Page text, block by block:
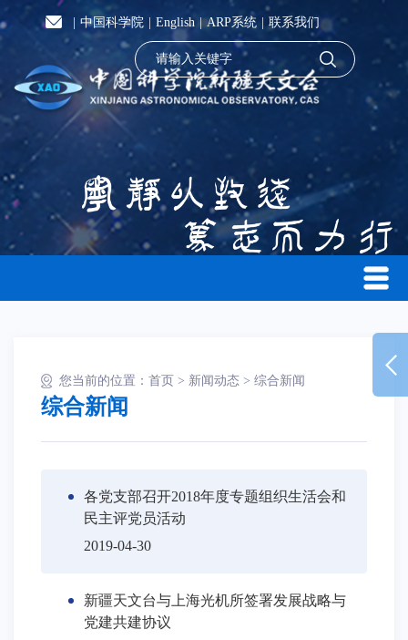
中国科学院 English |ARP系统 联系我们
您当前的位置： 首页 > 新闻动态 > 综合新闻
综合新闻
各党支部召开2018年度专题组织生活会和
民主评党员活动
2019-04-30
新疆天文台与上海光机所签署发展战略与
党建共建协议